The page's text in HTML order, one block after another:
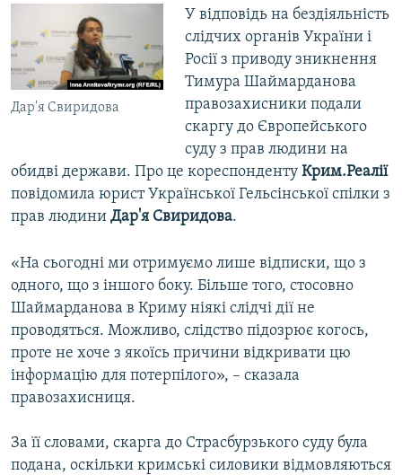
Дар'я Свиридова
У відповідь на бездіяльність
слідчих органів України і
Росії з приводу зникнення
Тимура Шаймарданова
правозахисники подали
скаргу до Європейського
суду з прав людини на
обидві держави. Про це кореспонденту Крим.Реалії
повідомила юрист Української Гельсінської спілки з
прав людини Дар'я Свиридова.
«На сьогодні ми отримуємо лише відписки, що з
одного, що з іншого боку. Більше того, стосовно
Шаймарданова в Криму ніякі слідчі дії не
проводяться. Можливо, слідство підозрює когось,
проте не хоче з якоїсь причини відкривати цю
інформацію для потерпілого», – сказала
правозахисниця.
За її словами, скарга до Страсбурзького суду була
подана, оскільки кримські силовики відмовляються